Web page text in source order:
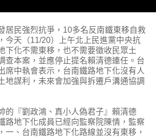
居民強烈抗爭，10多名反南鐵東移自救
今天（11/20）上午北上民進黨中央抗
下化不需東移，也不需要徵收民眾土
查本案，並應停止提名賴清德連任。台
席中執會表示，台南鐵路地下化沒有人
地謀利，未來會加強與拆遷戶溝通協調
的『劉政鴻、真小人偽君子』賴清德
路地下化成員已經向監察院陳情，監察
一、台南鐵路地下化路線並沒有東移，